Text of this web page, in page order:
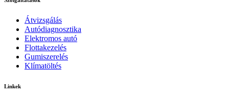
Átvizsgálás
Autódiagnosztika
Elektromos autó
Flottakezelés
Gumiszerelés
Klímatöltés
Linkek